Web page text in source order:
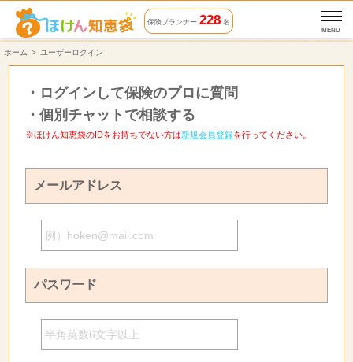
保険プランナー228 名
MENU
ホーム ユーザーログイン
・ ログインして保険のプロに質問
・個別チャットで相談する
※ほけん知恵袋のIDをお持ちでない方は新規会員登録を行ってください。
メールアドレス
パスワード